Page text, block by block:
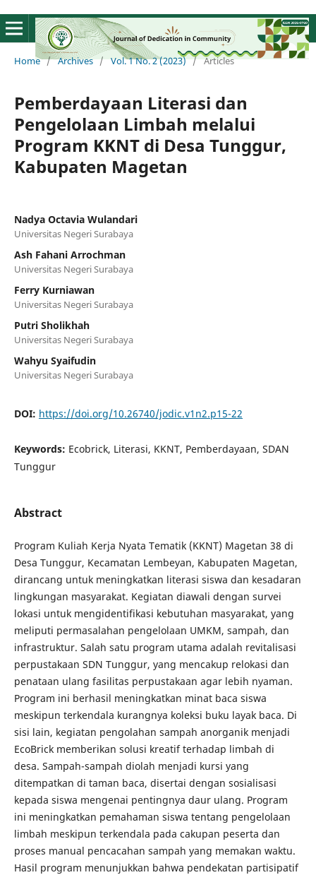
Home / Archives / Vol. 1 No. 2 (2023) / Articles
Pemberdayaan Literasi dan
Pengelolaan Limbah melalui
Program KKNT di Desa Tunggur,
Kabupaten Magetan
Nadya Octavia Wulandari
Universitas Negeri Surabaya
Ash Fahani Arrochman
Universitas Negeri Surabaya
Ferry Kurniawan
Universitas Negeri Surabaya
Putri Sholikhah
Universitas Negeri Surabaya
Wahyu Syaifudin
Universitas Negeri Surabaya
DOI: https://doi.org/10.26740/jodic.v1n2.p15-22
Keywords: Ecobrick, Literasi, KKNT, Pemberdayaan, SDAN
Tunggur
Abstract
Program Kuliah Kerja Nyata Tematik (KKNT) Magetan 38 di
Desa Tunggur, Kecamatan Lembeyan, Kabupaten Magetan,
dirancang untuk meningkatkan literasi siswa dan kesadaran
lingkungan masyarakat. Kegiatan diawali dengan survei
lokasi untuk mengidentifikasi kebutuhan masyarakat, yang
meliputi permasalahan pengelolaan UMKM, sampah, dan
infrastruktur. Salah satu program utama adalah revitalisasi
perpustakaan SDN Tunggur, yang mencakup relokasi dan
penataan ulang fasilitas perpustakaan agar lebih nyaman.
Program ini berhasil meningkatkan minat baca siswa
meskipun terkendala kurangnya koleksi buku layak baca. Di
sisi lain, kegiatan pengolahan sampah anorganik menjadi
EcoBrick memberikan solusi kreatif terhadap limbah di
desa. Sampah-sampah diolah menjadi kursi yang
ditempatkan di taman baca, disertai dengan sosialisasi
kepada siswa mengenai pentingnya daur ulang. Program
ini meningkatkan pemahaman siswa tentang pengelolaan
limbah meskipun terkendala pada cakupan peserta dan
proses manual pencacahan sampah yang memakan waktu.
Hasil program menunjukkan bahwa pendekatan partisipatif